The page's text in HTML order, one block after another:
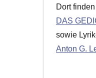
Dort
DAS
sowie
Anton G.